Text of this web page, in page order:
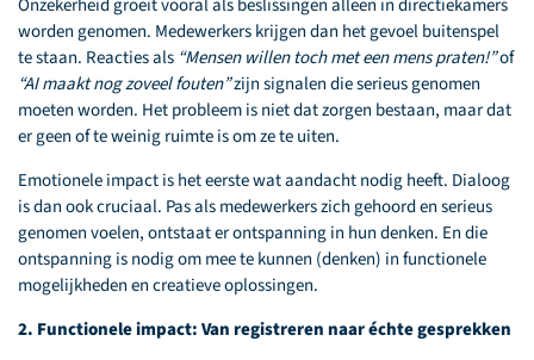
Onzekerheid groeit vooral als beslissingen alleen in directiekamers
worden genomen. Medewerkers krijgen dan het gevoel buitenspel
te staan. Reacties als “Mensen willen toch met een mens praten!”of
“AI maakt nog zoveel fouten”zijn signalen die serieus genomen
moeten worden. Het probleem is niet dat zorgen bestaan, maar dat
er geen of te weinig ruimte is om ze te uiten.
Emotionele impact is het eerste wat aandacht nodig heeft. Dialoog
is dan ook cruciaal. Pas als medewerkers zich gehoord en serieus
genomen voelen, ontstaat er ontspanning in hun denken. En die
ontspanning is nodig om mee te kunnen (denken) in functionele
mogelijkheden en creatieve oplossingen.
2. Functionele impact: Van registreren naar échte gesprekken